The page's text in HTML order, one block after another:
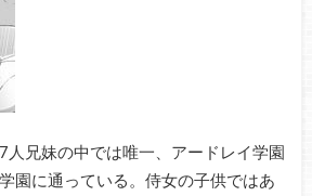
人兄妹の中では唯一、アードレイ学園
園に通っている。侍女の子供ではあ